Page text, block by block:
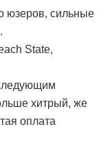
юзеров, сильные
State,
хитрый, же
оплата